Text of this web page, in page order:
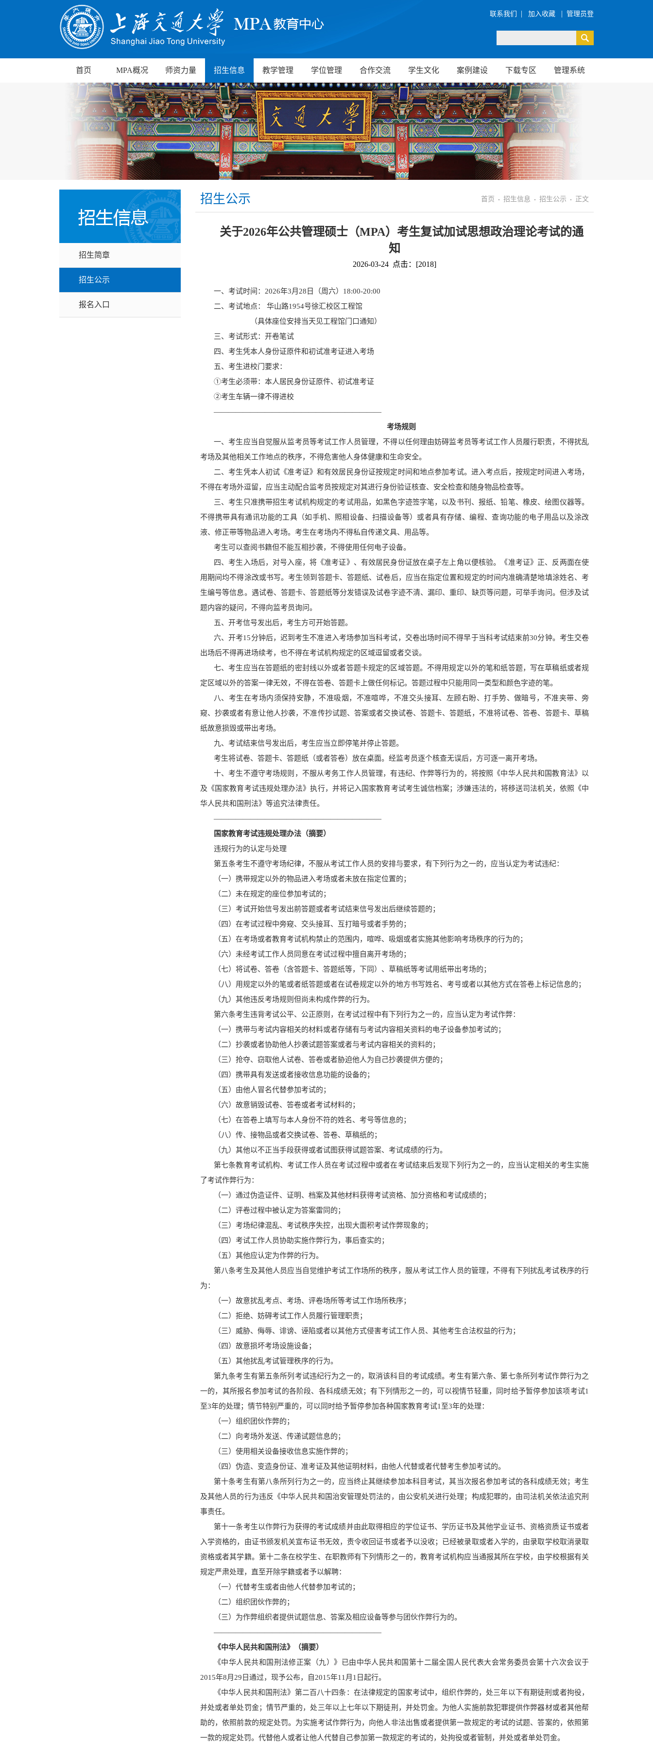
联系我们 | 加入收藏 | 管理员登
首页 MPA概况 师资力量 招生信息 教学管理 学位管理 合作交流 学生文化 案例建设 下载专区 管理系统
招生简章
招生公示
报名入口
招生公示 首页 招生信息 招生公示 正文
关于2026年公共管理硕士（MPA）考生复试加试思想政治理论考试的通
知
2026-03-24 点击：[2018]
一、考试时间： 2026年3月28 日（周六） 18:00-20:00
二、考试地点：
华山路1954号徐汇校区工程馆
（具体座位安排当天见工程馆门口通知）
三、考试形式：开卷笔试
四、考生凭本人身份证原件和初试准考证进入考场
五、考生进校门要求：
①考生必须带：本人居民身份证原件、初试准考证
②考生车辆一律不得进校
———————————————————————
考场规则
一、考生应当自觉服从监考员等考试工作人员管理，不得以任何理由妨碍监考员等考试工作人员履行职责，不得扰乱
考场及其他相关工作地点的秩序，不得危害他人身体健康和生命安全。
二、考生凭本人初试《准考证》和有效居民身份证按规定时间和地点参加考试。进入考点后，按规定时间进入考场，
不得在考场外逗留，应当主动配合监考员按规定对其进行身份验证核查、安全检查和随身物品检查等。
三、考生只准携带招生考试机构规定的考试用品，如黑色字迹签字笔，以及书刊、报纸、铅笔、橡皮、绘图仪器等。
不得携带具有通讯功能的工具（如手机、照相设备、扫描设备等）或者具有存储、编程、查询功能的电子用品以及涂改
液、修正带等物品进入考场。考生在考场内不得私自传递文具、用品等。
考生可以查阅书籍但不能互相抄袭，不得使用任何电子设备。
四、考生入场后，对号入座，将《准考证》、有效居民身份证放在桌子左上角以便核验。《准考证》正、反两面在使
用期间均不得涂改或书写。考生领到答题卡、答题纸、试卷后，应当在指定位置和规定的时间内准确清楚地填涂姓名、考
生编号等信息。遇试卷、答题卡、答题纸等分发错误及试卷字迹不清、漏印、重印、缺页等问题，可举手询问。但涉及试
题内容的疑问，不得向监考员询问。
五、开考信号发出后，考生方可开始答题。
六、开考15分钟后，迟到考生不准进入考场参加当科考试，交卷出场时间不得早于当科考试结束前30分钟。考生交卷
出场后不得再进场续考，也不得在考试机构规定的区域逗留或者交谈。
七、考生应当在答题纸的密封线以外或者答题卡规定的区域答题。不得用规定以外的笔和纸答题，写在草稿纸或者规
定区域以外的答案一律无效，不得在答卷、答题卡上做任何标记。答题过程中只能用同一类型和颜色字迹的笔。
八、考生在考场内须保持安静，不准吸烟，不准喧哗，不准交头接耳、左顾右盼、打手势、做暗号，不准夹带、旁
窥、抄袭或者有意让他人抄袭，不准传抄试题、答案或者交换试卷、答题卡、答题纸，不准将试卷、答卷、答题卡、草稿
纸故意损毁或带出考场。
九、考试结束信号发出后，考生应当立即停笔并停止答题。
考生将试卷、答题卡、答题纸（或者答卷）放在桌面。经监考员逐个核查无误后，方可逐一离开考场。
十、考生不遵守考场规则，不服从考务工作人员管理，有违纪、作弊等行为的，将按照《中华人民共和国教育法》以
及《国家教育考试违规处理办法》执行，并将记入国家教育考试考生诚信档案；涉嫌违法的，将移送司法机关，依照《中
华人民共和国刑法》等追究法律责任。
———————————————————————
国家教育考试违规处理办法（摘要）
违规行为的认定与处理
第五条考生不遵守考场纪律，不服从考试工作人员的安排与要求，有下列行为之一的，应当认定为考试违纪：
（一）携带规定以外的物品进入考场或者未放在指定位置的；
（二）未在规定的座位参加考试的；
（三）考试开始信号发出前答题或者考试结束信号发出后继续答题的；
（四）在考试过程中旁窥、交头接耳、互打暗号或者手势的；
（五）在考场或者教育考试机构禁止的范围内，喧哗、吸烟或者实施其他影响考场秩序的行为的；
（六）未经考试工作人员同意在考试过程中擅自离开考场的；
（七）将试卷、答卷（含答题卡、答题纸等，下同）、草稿纸等考试用纸带出考场的；
（八）用规定以外的笔或者纸答题或者在试卷规定以外的地方书写姓名、考号或者以其他方式在答卷上标记信息的；
（九）其他违反考场规则但尚未构成作弊的行为。
第六条考生违背考试公平、公正原则，在考试过程中有下列行为之一的，应当认定为考试作弊：
（一）携带与考试内容相关的材料或者存储有与考试内容相关资料的电子设备参加考试的；
（二）抄袭或者协助他人抄袭试题答案或者与考试内容相关的资料的；
（三）抢夺、窃取他人试卷、答卷或者胁迫他人为自己抄袭提供方便的；
（四）携带具有发送或者接收信息功能的设备的；
（五）由他人冒名代替参加考试的；
（六）故意销毁试卷、答卷或者考试材料的；
（七）在答卷上填写与本人身份不符的姓名、考号等信息的；
（八）传、接物品或者交换试卷、答卷、草稿纸的；
（九）其他以不正当手段获得或者试图获得试题答案、考试成绩的行为。
第七条教育考试机构、考试工作人员在考试过程中或者在考试结束后发现下列行为之一的，应当认定相关的考生实施
了考试作弊行为：
（一）通过伪造证件、证明、档案及其他材料获得考试资格、加分资格和考试成绩的；
（二）评卷过程中被认定为答案雷同的；
（三）考场纪律混乱、考试秩序失控，出现大面积考试作弊现象的；
（四）考试工作人员协助实施作弊行为，事后查实的；
（五）其他应认定为作弊的行为。
第八条考生及其他人员应当自觉维护考试工作场所的秩序，服从考试工作人员的管理，不得有下列扰乱考试秩序的行
为：
（一）故意扰乱考点、考场、评卷场所等考试工作场所秩序；
（二）拒绝、妨碍考试工作人员履行管理职责；
（三）威胁、侮辱、诽谤、诬陷或者以其他方式侵害考试工作人员、其他考生合法权益的行为；
（四）故意损坏考场设施设备；
（五）其他扰乱考试管理秩序的行为。
第九条考生有第五条所列考试违纪行为之一的，取消该科目的考试成绩。考生有第六条、第七条所列考试作弊行为之
一的，其所报名参加考试的各阶段、各科成绩无效；有下列情形之一的，可以视情节轻重，同时给予暂停参加该项考试1
至3年的处理； 情节特别严重的，可以同时给予暂停参加各种国家教育考试1至3年的处理：
（一）组织团伙作弊的；
（二）向考场外发送、传递试题信息的；
（三）使用相关设备接收信息实施作弊的；
（四）伪造、变造身份证、准考证及其他证明材料，由他人代替或者代替考生参加考试的。
第十条考生有第八条所列行为之一的，应当终止其继续参加本科目考试，其当次报名参加考试的各科成绩无效；考生
及其他人员的行为违反《中华人民共和国治安管理处罚法的，由公安机关进行处理；构成犯罪的，由司法机关依法追究刑
事责任。
第十一条考生以作弊行为获得的考试成绩并由此取得相应的学位证书、学历证书及其他学业证书、资格资质证书或者
入学资格的，由证书颁发机关宣布证书无效，责令收 回证书或者予以没收；已经被录取或者入学的，由录取学校取消录取
资格或者其学籍。 第十二条在校学生、在职教师有下列情形之一的，教育考试机构应当通报其所在学校，由学校根据有关
规定严肃处理，直至开除学籍或者予以解聘：
（一）代替考生或者由他人代替参加考试的；
（二）组织团伙作弊的；
（三）为作弊组织者提供试题信息、答案及相应设备等参与团伙作弊行为的。
———————————————————————
《中华人民共和国刑法》
（摘要）
《中华人民共和国刑法修正案（九）》已由中华人民共和国第十二届全国人民代表大会常务委员会第十六次会议于
2015年8月29日通过，现予公布，自2015年11月1日起行。
《中华人民共和国刑法》 第二百八十四条：在法律规定的国家考试中，组织作弊的，处三年以下有期徒刑或者拘役，
并处或者单处罚金；情节严重的，处三年以上七年以下期徒刑，并处罚金。 为他人实施前款犯罪提供作弊器材或者其他帮
助的，依照前款的规定处罚。 为实施考试作弊行为，向他人非法出售或者提供第一款规定的考试的试题、答案的，依照第
一款的规定处罚。 代替他人或者让他人代替自己参加第一款规定的考试的，处拘役或者管制，并处或者单处罚金。